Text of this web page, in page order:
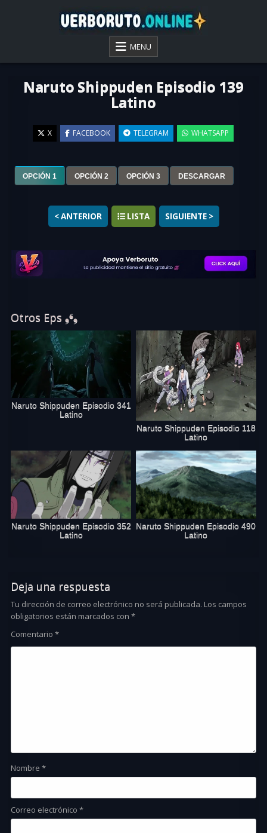
VER BORUTO ONLINE
MENU
Naruto Shippuden Episodio 139
Latino
X FACEBOOK TELEGRAM WHATSAPP
OPCIÓN 1 OPCIÓN 2 OPCIÓN 3 DESCARGAR
▶
< ANTERIOR LISTA SIGUIENTE >
Otros Eps ❟❛❟
Naruto Shippuden Episodio 341
Latino
Naruto Shippuden Episodio 118
Latino
Naruto Shippuden Episodio 352
Latino
Naruto Shippuden Episodio 490
Latino
Deja una respuesta
Tu dirección de correo electrónico no será publicada. Los campos
obligatorios están marcados con*
Comentario*
Nombre*
Correo electrónico*